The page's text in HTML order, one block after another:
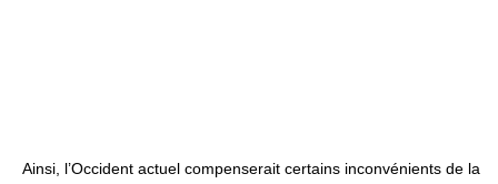
Ainsi, l’Occident actuel compenserait certains inconvénients de la